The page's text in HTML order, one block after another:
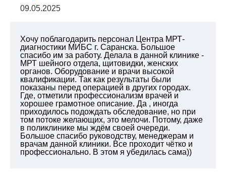
09.05.2025
Хочу поблагодарить персонал Центра МРТ-
диагностики МИБС г. Саранска. Большое
спасибо им за работу. Делала в данной клинике -
МРТ шейного отдела, щитовидки, женских
органов. Оборудование и врачи высокой
квалификации. Так как результаты были
показаны перед операцией в других городах.
Где, отметили профессионализм врачей и
хорошее грамотное описание. Да , иногда
приходилось подождать обследование, но при
том потоке желающих, это мелочи. Потому, даже
в поликлинике мы ждём своей очереди.
Большое спасибо руководству, менеджерам и
врачам данной клиники. Все проходит чётко и
профессионально. В этом я убедилась сама))